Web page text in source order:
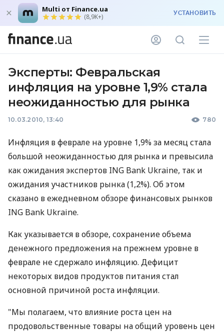
Multi от Finance.ua
(8,9K+) УСТАНОВИТЬ
Эксперты: Февральская
инфляция на уровне 1,9% стала
неожиданностью для рынка
10.03.2010, 13:40 780
Инфляция в феврале на уровне 1,9% за месяц стала
большой неожиданностью для рынка и превысила
как ожидания экспертов ING Bank Ukraine, так и
ожидания участников рынка (1,2%). Об этом
сказано в ежедневном обзоре финансовых рынков
ING Bank Ukraine.
Как указывается в обзоре, сохранение объема
денежного предложения на прежнем уровне в
феврале не сдержало инфляцию. Дефицит
некоторых видов продуктов питания стал
основной причиной роста инфляции.
"Мы полагаем, что влияние роста цен на
продовольственные товары на общий уровень цен